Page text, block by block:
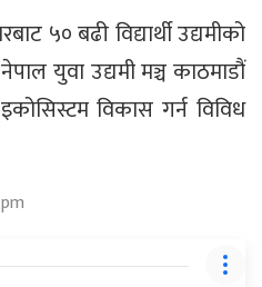
५० बढी विद्यार्थी उद्यमीको
युवा उद्यमी मञ्च काठमाडौं
विकास गर्न विविध